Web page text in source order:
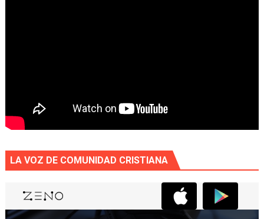
LA VOZ DE COMUNIDAD CRISTIANA